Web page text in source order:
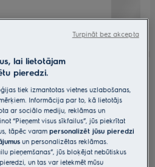
lai lietotājam
pieredzi.
tiek izmantotas vietnes uzlabošanas,
Informācija par to, kā lietotājs
ar sociālo mediju, reklāmas un
“Pieņemt visus sīkfailus”, jūs piekrītat
tāpēc varampersonalizēt jūsu pieredzi
un personalizētas reklāmas.
pieņemšanas”, jūs bloķējat nebūtiskus
un tas var ietekmēt mūsu
Turpināt bez akcepta